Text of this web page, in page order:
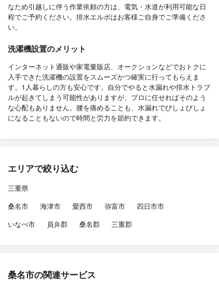
なため引越しに伴う作業依頼の方は、電気・水道が利用可能な日
程でご予約ください。排水エルボはお客様ご自身でご準備くださ
い。
洗濯機設置のメリット
インターネット通販や家電量販店、オークションなどでおトクに
入手できた洗濯機の設置をスムーズかつ確実に行ってもらえま
す。1人暮らしの方も安心です。自分でやると水漏れや排水トラブ
ルが起きてしまう可能性がありますが、プロに任せればそのよう
な心配もありません。腰を痛めることも、水漏れでびしょびしょ
になることもないので時間と労力を節約できます。
エリアで絞り込む
三重県
桑名市
海津市 愛西市 弥富市
四日市市
いなべ市
員弁郡 桑名郡 三重郡
桑名市の関連サービス